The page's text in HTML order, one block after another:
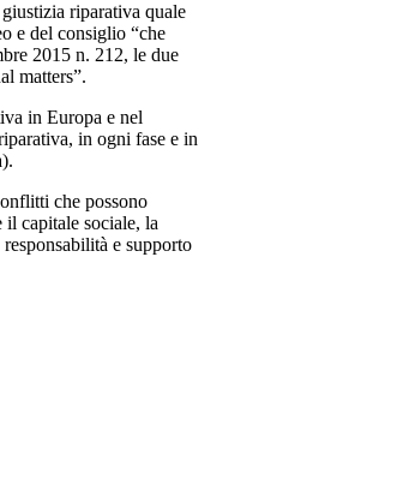
riparativa quale
e del consiglio “che
2015 n. 212, le due
matters”.
in Europa e nel
in ogni fase e in
che possono
il capitale sociale, la
e supporto